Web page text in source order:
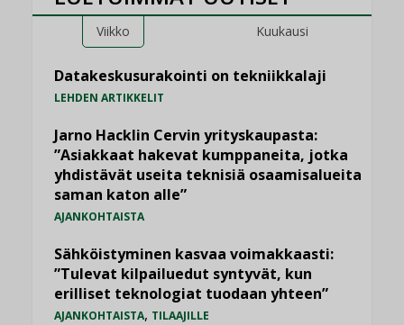
Viikko Kuukausi
Datakeskusurakointi on tekniikkalaji
LEHDEN ARTIKKELIT
Jarno Hacklin Cervin yrityskaupasta:
”Asiakkaat hakevat kumppaneita, jotka
yhdistävät useita teknisiä osaamisalueita
saman katon alle”
AJANKOHTAISTA
Sähköistyminen kasvaa voimakkaasti:
”Tulevat kilpailuedut syntyvät, kun
erilliset teknologiat tuodaan yhteen”
AJANKOHTAISTA, TILAAJILLE